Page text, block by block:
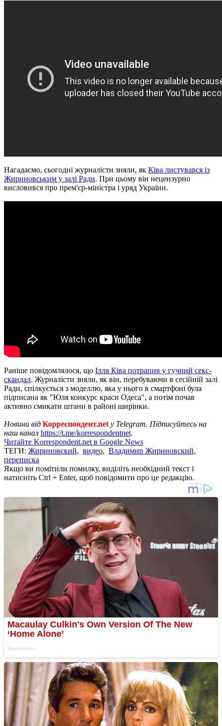
Нагадаємо, сьогодні журналісти зняли, як Ківа листувався із
Жириновським у залі Ради. При цьому він нецензурно
висловився про прем'єр-міністра і уряд України.
Раніше повідомлялося, що Ілля Ківа потрапив у гучний секс-
скандал. Журналісти зняли, як він, перебуваючи в сесійній залі
Ради, спілкується з моделлю, яка у нього в смартфоні була
підписана як "Юля конкурс краси Одеса", а потім почав
активно смикати штани в районі ширінки.
Новини від Корреспондент.net у Telegram. Підписуйтесь на
наш канал https://t.me/korrespondentnet.
Читайте Korrespondent.net в Google News
ТЕГИ: Жириновский, видео, Владимир Жириновский,
переписка
Якщо ви помітили помилку, виділіть необхідний текст і
натисніть Ctrl + Enter, щоб повідомити про це редакцію.